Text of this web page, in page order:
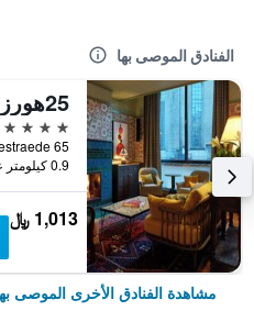
الفنادق الموصى بها
4 نجوم
0.9 كيلومتر عن وسط المدينة
1,013 ﷼
مشاهدة الفنادق الأخرى الموصى